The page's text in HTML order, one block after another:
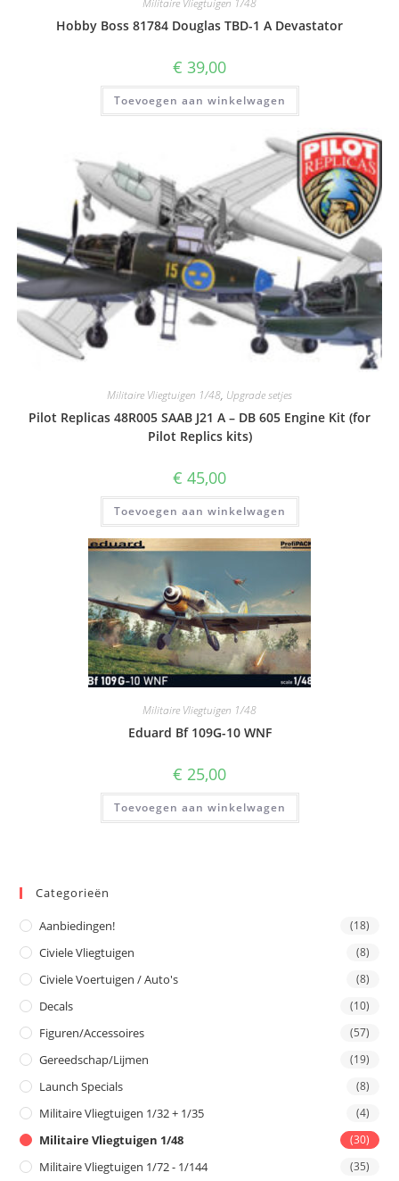
Militaire Vliegtuigen 1/48
Hobby Boss 81784 Douglas TBD-1 A Devastator
€ 39,00
Toevoegen aan winkelwagen
Militaire Vliegtuigen 1/48, Upgrade setjes
Pilot Replicas 48R005 SAAB J21 A – DB 605 Engine Kit (for
Pilot Replics kits)
€ 45,00
Toevoegen aan winkelwagen
Militaire Vliegtuigen 1/48
Eduard Bf 109G-10 WNF
€ 25,00
Toevoegen aan winkelwagen
Categorieën
Aanbiedingen! (18)
Civiele Vliegtuigen (8)
Civiele Voertuigen / Auto's (8)
Decals (10)
Figuren/Accessoires (57)
Gereedschap/Lijmen (19)
Launch Specials (8)
Militaire Vliegtuigen 1/32 + 1/35 (4)
Militaire Vliegtuigen 1/48 (30)
Militaire Vliegtuigen 1/72 - 1/144 (35)